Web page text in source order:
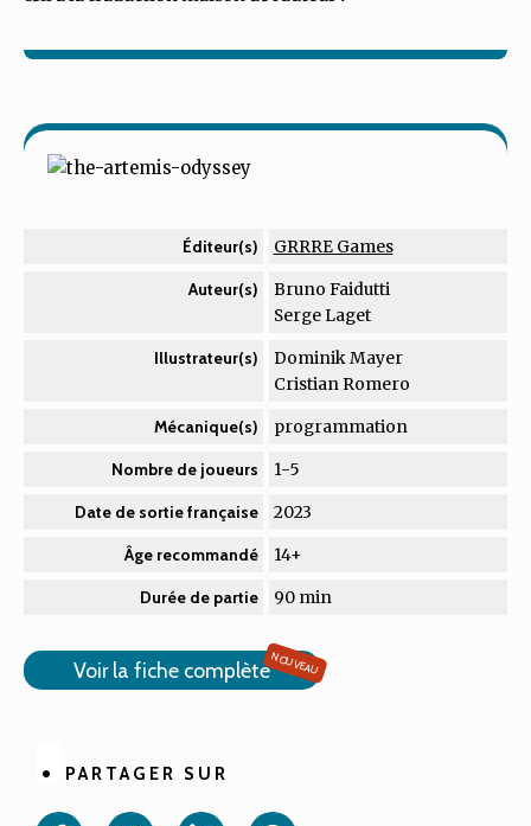
Éditeur(s) GRRRE Games
Auteur(s)
Bruno Faidutti
Serge Laget
Illustrateur(s)
Dominik Mayer
Cristian Romero
Mécanique(s) programmation
Nombre de joueurs 1-5
Date de sortie française 2023
Âge recommandé 14+
Durée de partie 90 min
Voir la fiche complèteNOUVEAU
PARTAGER SUR
PartagerPartager